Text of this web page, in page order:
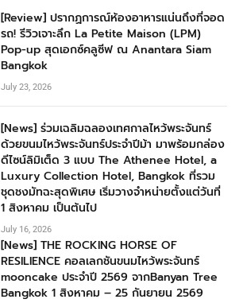
[Review] ปรากฏการณ์ห้องอาหารแน่นถึงที่จอด
รถ! รีวิวเจาะลึก La Petite Maison (LPM)
Pop-up สุดเอกซ์คลูซีฟ ณ Anantara Siam
Bangkok
July 23, 2026
[News] ร่วมเฉลิมฉลองเทศกาลไหว้พระจันทร์
ด้วยขนมไหว้พระจันทร์ประจำปีม้า มาพร้อมกล่อง
ดีไซน์ลิมิเต็ด 3 แบบ The Athenee Hotel, a
Luxury Collection Hotel, Bangkok ที่รวม
ชุดชงมัทฉะสุดพิเศษ เริ่มวางจำหน่ายตั้งแต่วันที่
1 สิงหาคม เป็นต้นไป
July 16, 2026
[News] THE ROCKING HORSE OF
RESILIENCE คอลเลกชันขนมไหว้พระจันทร์
mooncake ประจำปี 2569 จากBanyan Tree
Bangkok 1 สิงหาคม – 25 กันยายน 2569